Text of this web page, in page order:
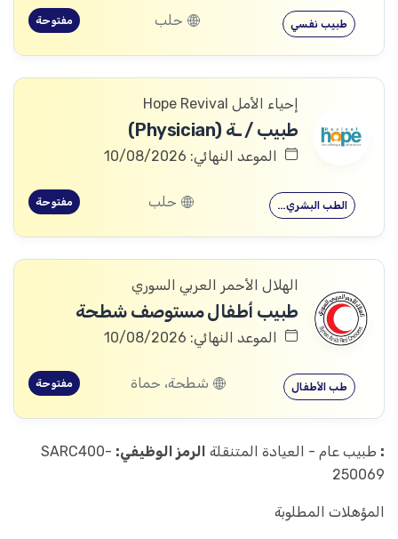
طبيب نفسي حلب مفتوحة
إحياء الأمل Hope Revival
طبيب / ـة (Physician)
الموعد النهائي: 10/08/2026
الطب البشري… حلب مفتوحة
الهلال الأحمر العربي السوري
طبيب أطفال مستوصف شطحة
الموعد النهائي: 10/08/2026
طب الأطفال شطحة، حماة مفتوحة
: طبيب عام - العيادة المتنقلة الرمز الوظيفي: SARC400-
250069
المؤهلات المطلوبة